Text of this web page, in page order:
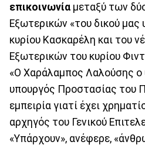
επικοινωνία μεταξύ των
Εξωτερικών «του δικού μας
κυρίου Κασκαρέλη και του
Εξωτερικών του κυρίου
«Ο Χαράλαμπος Λαλούσης ο
υπουργός Προστασίας του
εμπειρία γιατί έχει
αρχηγός του Γενικού
«Υπάρχουν», ανέφερε,